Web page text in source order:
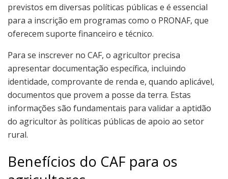
previstos em diversas políticas públicas e é essencial
para a inscrição em programas como o PRONAF, que
oferecem suporte financeiro e técnico.
Para se inscrever no CAF, o agricultor precisa
apresentar documentação específica, incluindo
identidade, comprovante de renda e, quando aplicável,
documentos que provem a posse da terra. Estas
informações são fundamentais para validar a aptidão
do agricultor às políticas públicas de apoio ao setor
rural.
Benefícios do CAF para os